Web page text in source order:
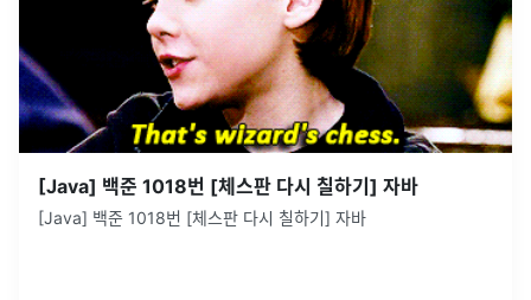
[Java] 백준 1018번 [체스판 다시 칠하기] 자바
[Java] 백준 1018번 [체스판 다시 칠하기] 자바